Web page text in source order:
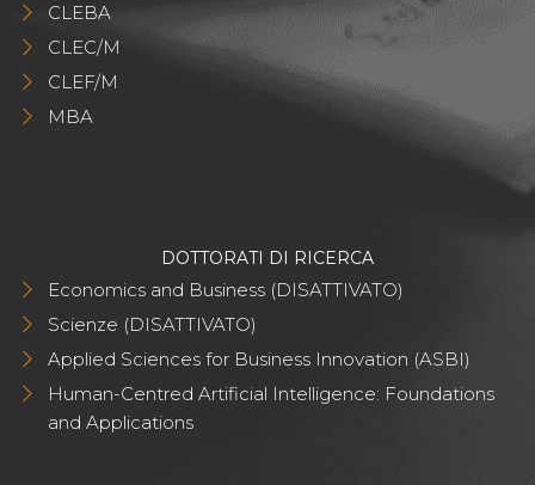
CLEBA
CLEC/M
CLEF/M
MBA
DOTTORATI DI RICERCA
Economics and Business (DISATTIVATO)
Scienze (DISATTIVATO)
Applied Sciences for Business Innovation (ASBI)
Human-Centred Artificial Intelligence: Foundations
and Applications